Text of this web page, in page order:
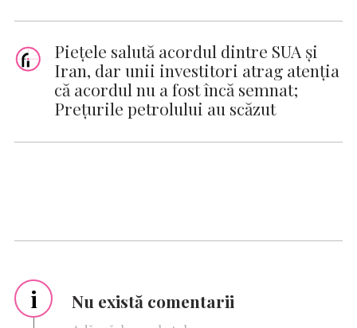
Piețele salută acordul dintre SUA și
Iran, dar unii investitori atrag atenția
că acordul nu a fost încă semnat;
Prețurile petrolului au scăzut
i Nu există comentarii